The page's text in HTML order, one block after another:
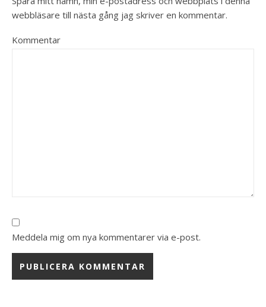
webbläsare till nästa gång jag skriver en kommentar.
Kommentar
Meddela mig om nya kommentarer via e-post.